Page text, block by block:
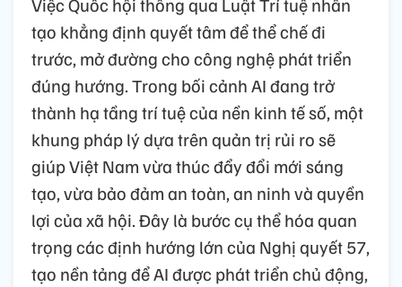
Việc Quốc hội thông qua Luật Trí tuệ nhân
tạo khẳng định quyết tâm để thể chế đi
trước, mở đường cho công nghệ phát triển
đúng hướng. Trong bối cảnh AI đang trở
thành hạ tầng trí tuệ của nền kinh tế số, một
khung pháp lý dựa trên quản trị rủi ro sẽ
giúp Việt Nam vừa thúc đẩy đổi mới sáng
tạo, vừa bảo đảm an toàn, an ninh và quyền
lợi của xã hội. Đây là bước cụ thể hóa quan
trọng các định hướng lớn của Nghị quyết 57,
tạo nền tảng để AI được phát triển chủ động,